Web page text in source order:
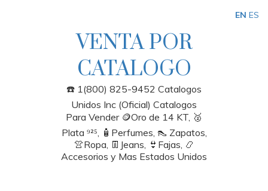
VENTA POR
CATALOGO
☎️ 1(800) 825-9452 Catalogos
Unidos Inc (Oficial) Catalogos
Para Vender 🪙Oro de 14 KT, 🥈
Plata ⁹²⁵, 🧴Perfumes, 👠 Zapatos,
👚Ropa, 👖Jeans, 👙Fajas, 📿
Accesorios y Mas Estados Unidos
EN ES